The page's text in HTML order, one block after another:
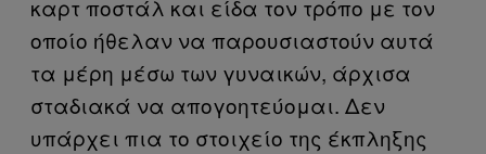
καρτ ποστάλ και είδα τον τρόπο με τον
οποίο ήθελαν να παρουσιαστούν αυτά
τα μέρη μέσω των γυναικών, άρχισα
σταδιακά να απογοητεύομαι. Δεν
υπάρχει πια το στοιχείο της έκπληξης